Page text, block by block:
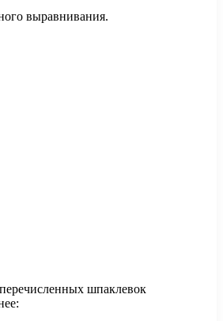
выравнивания.
шпаклевок